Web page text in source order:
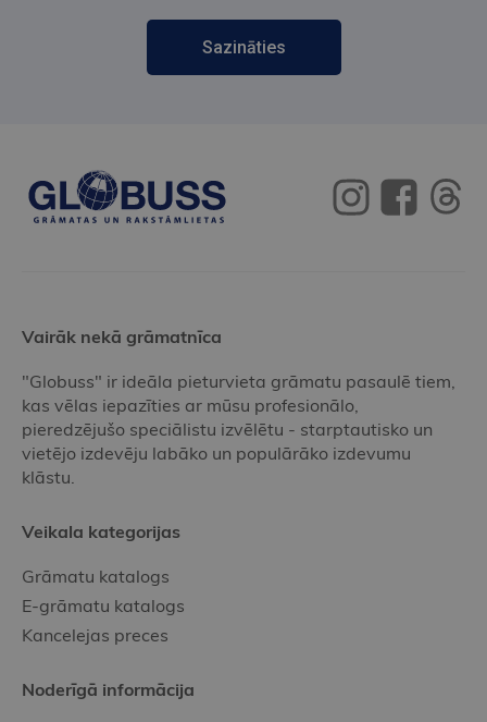
Sazināties
Vairāk nekā grāmatnīca
"Globuss" ir ideāla pieturvieta grāmatu pasaulē tiem,
kas vēlas iepazīties ar mūsu profesionālo,
pieredzējušo speciālistu izvēlētu - starptautisko un
vietējo izdevēju labāko un populārāko izdevumu
klāstu.
Veikala kategorijas
Grāmatu katalogs
E-grāmatu katalogs
Kancelejas preces
Noderīgā informācija